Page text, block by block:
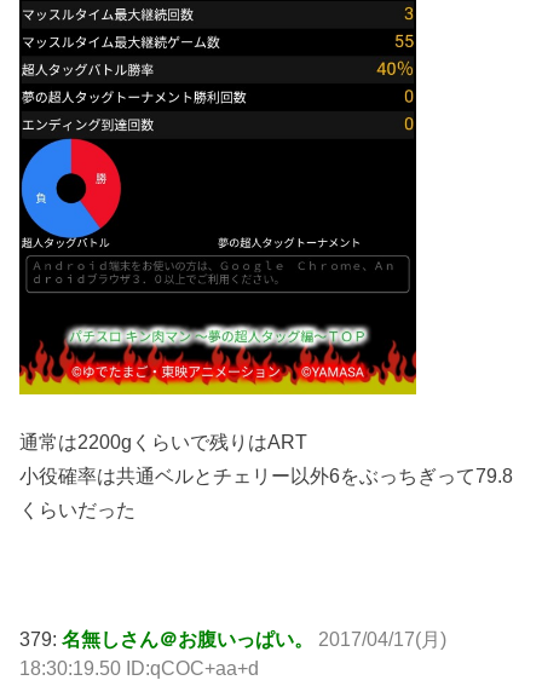
通常は2200gくらいで残りはART
小役確率は共通ベルとチェリー以外6をぶっちぎって79.8
くらいだった
379:名無しさん＠お腹いっぱい。
2017/04/17(月)
18:30:19.50 ID:qCOC+aa+d